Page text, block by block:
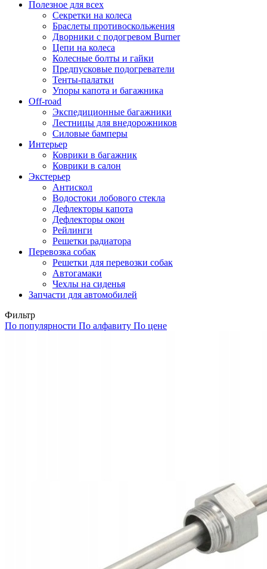
Полезное для всех
Секретки на колеса
Браслеты противоскольжения
Дворники с подогревом Burner
Цепи на колеса
Колесные болты и гайки
Предпусковые подогреватели
Тенты-палатки
Упоры капота и багажника
Off-road
Экспедиционные багажники
Лестницы для внедорожников
Силовые бамперы
Интерьер
Коврики в багажник
Коврики в салон
Экстерьер
Антискол
Водостоки лобового стекла
Дефлекторы капота
Дефлекторы окон
Рейлинги
Решетки радиатора
Перевозка собак
Решетки для перевозки собак
Автогамаки
Чехлы на сиденья
Запчасти для автомобилей
Фильтр
По популярности По алфавиту По цене